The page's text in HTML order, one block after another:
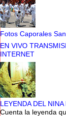
Fotos Caporales
EN VIVO
INTERNET
LEYENDA DEL NINA
Cuenta la leyenda